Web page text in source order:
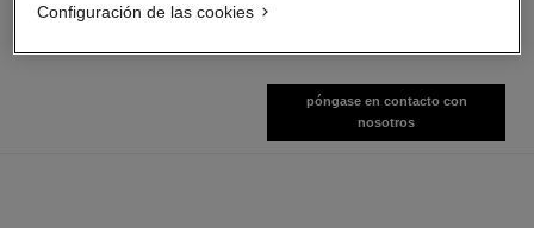
póngase en contacto con
nosotros
Configuración de las cookies